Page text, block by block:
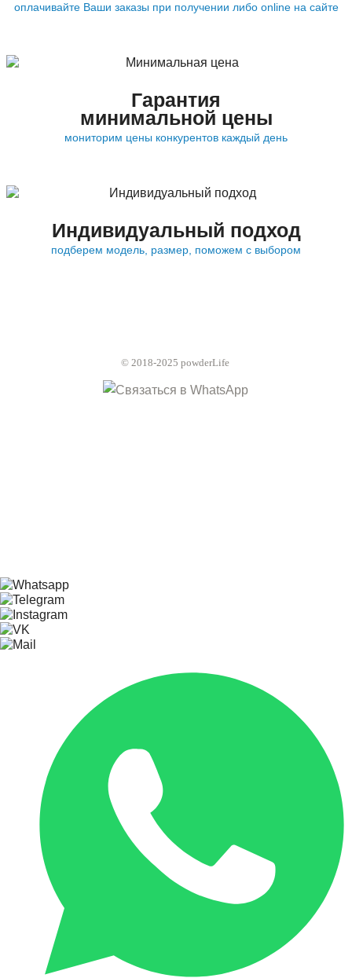
оплачивайте Ваши заказы при получении либо online на сайте
Гарантия
минимальной цены
мониторим цены конкурентов каждый день
Индивидуальный подход
подберем модель, размер, поможем с выбором
© 2018-2025 powderLife